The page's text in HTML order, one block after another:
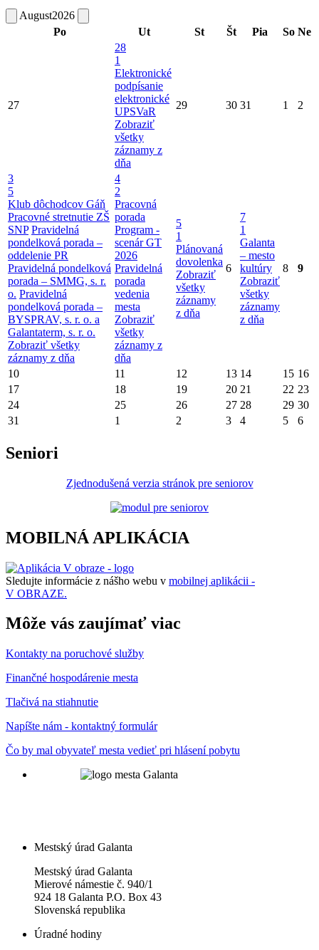
August2026
Po
Ut St Št Pia So Ne
27
28
1
Elektronické
podpísanie
elektronické
UPSVaR
Zobraziť
všetky
záznamy z
dňa
29 30 31 1 2
3
5
Klub dôchodcov Gáň
Pracovné stretnutie ZŠ
SNP Pravidelná
pondelková porada –
oddelenie PR
Pravidelná pondelková
porada – SMMG, s. r.
o. Pravidelná
pondelková porada –
BYSPRAV, s. r. o. a
Galantaterm, s. r. o.
Zobraziť všetky
záznamy z dňa
4
2
Pracovná
porada
Program -
scenár GT
2026
Pravidelná
porada
vedenia
mesta
Zobraziť
všetky
záznamy z
dňa
5
1
Plánovaná
dovolenka
Zobraziť
všetky
záznamy
z dňa
6
7
1
Galanta
– mesto
kultúry
Zobraziť
všetky
záznamy
z dňa
8 9
10 11 12 13 14 15 16
17
18 19 20 21 22 23
24
25 26 27 28 29 30
31
1 2 3 4 5 6
Seniori
Zjednodušená verzia stránok pre seniorov
MOBILNÁ APLIKÁCIA
Sledujte informácie z nášho webu v mobilnej aplikácii -
V OBRAZE.
Môže vás zaujímať viac
Kontakty na poruchové služby
Finančné hospodárenie mesta
Tlačivá na stiahnutie
Napíšte nám - kontaktný formulár
Čo by mal obyvateľ mesta vedieť pri hlásení pobytu
Mestský úrad Galanta
Mestský úrad Galanta
Mierové námestie č. 940/1
924 18 Galanta P.O. Box 43
Slovenská republika
Úradné hodiny